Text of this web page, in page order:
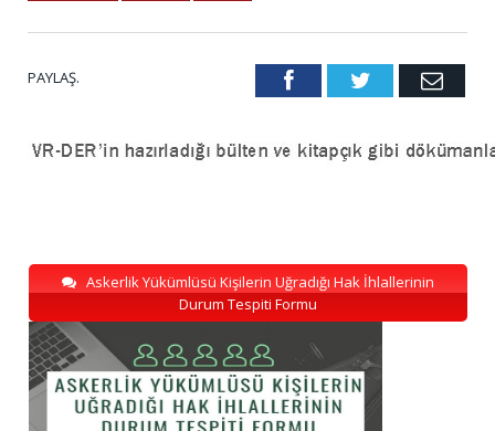
PAYLAŞ. FacebookTwitter Email
Askerlik Yükümlüsü Kişilerin Uğradığı Hak İhlallerinin
Durum Tespiti Formu